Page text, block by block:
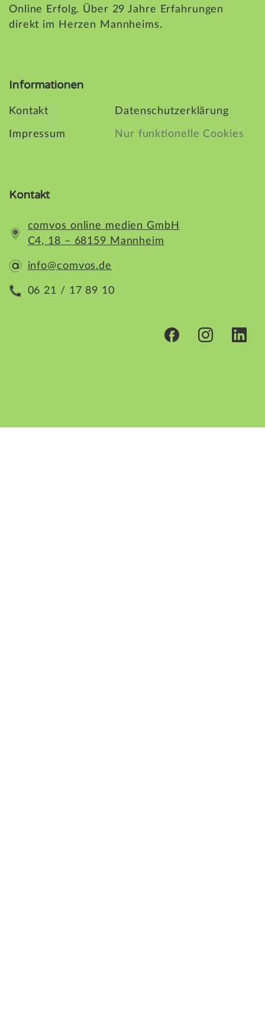
Online Erfolg. Über 29 Jahre Erfahrungen
direkt im Herzen Mannheims.
Informationen
Kontakt
Impressum
Datenschutzerklärung
Nur funktionelle Cookies
Kontakt
comvos online medien GmbH
C4, 18 – 68159 Mannheim
info@comvos.de
06 21 / 17 89 10